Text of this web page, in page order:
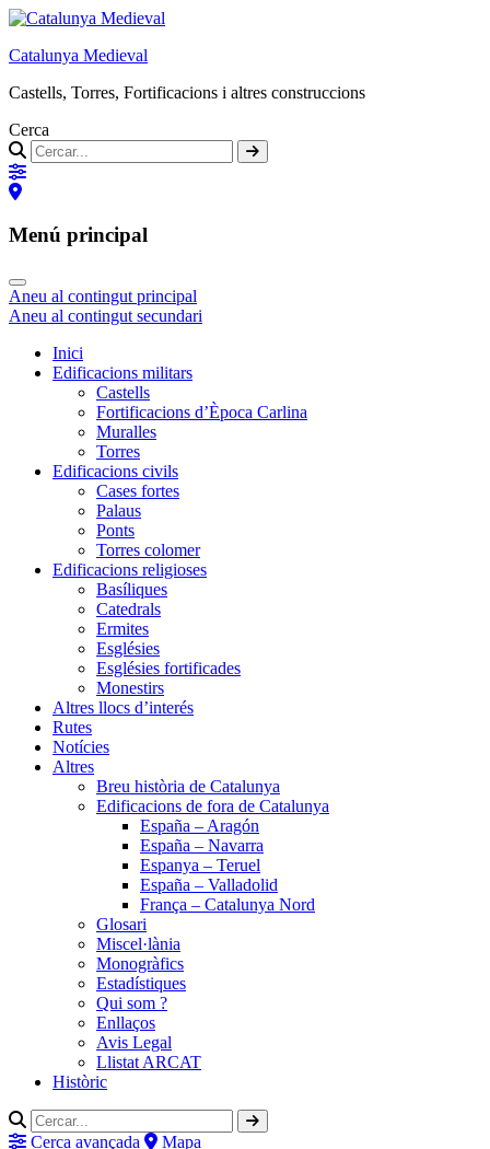
Catalunya Medieval
Castells, Torres, Fortificacions i altres construccions
Cerca
Menú principal
Aneu al contingut principal
Aneu al contingut secundari
Inici
Edificacions militars
Castells
Fortificacions d’Època Carlina
Muralles
Torres
Edificacions civils
Cases fortes
Palaus
Ponts
Torres colomer
Edificacions religioses
Basíliques
Catedrals
Ermites
Esglésies
Esglésies fortificades
Monestirs
Altres llocs d’interés
Rutes
Notícies
Altres
Breu història de Catalunya
Edificacions de fora de Catalunya
España – Aragón
España – Navarra
Espanya – Teruel
España – Valladolid
França – Catalunya Nord
Glosari
Miscel·lània
Monogràfics
Estadístiques
Qui som ?
Enllaços
Avis Legal
Llistat ARCAT
Històric
Cerca avançada Mapa